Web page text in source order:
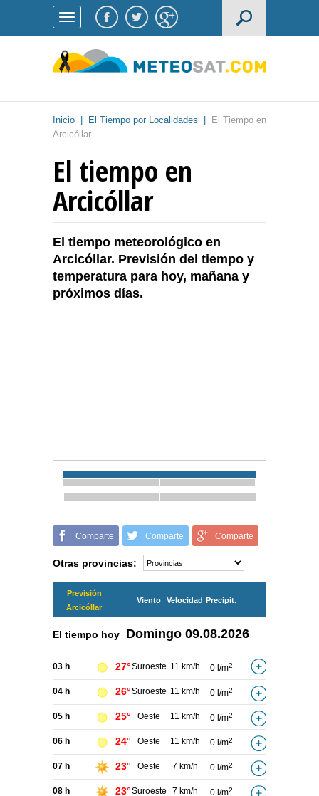
Inicio El Tiempo por Localidades
El Tiempo en
Arcicóllar
El tiempo en
Arcicóllar
El tiempo meteorológico en
Arcicóllar. Previsión del tiempo y
temperatura para hoy, mañana y
próximos días.
Comparte Comparte Comparte
Otras provincias:
Previsión
Arcicóllar
Viento Velocidad Precipit.
El tiempo hoy Domingo 09.08.2026
03 h 27°Suroeste 11 km/h 0 l/m2
04 h 26°Suroeste 11 km/h 0 l/m2
05 h 25° Oeste 11 km/h 0 l/m2
06 h 24° Oeste 11 km/h 0 l/m2
07 h 23° Oeste 7 km/h 0 l/m2
08 h 23°Suroeste 7 km/h 0 l/m2